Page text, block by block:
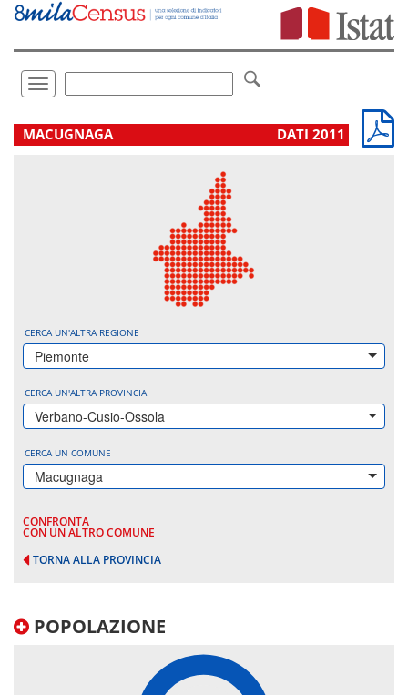
Vai
direttamente
Toggle
navigation
.
MACUGNAGA DATI 2011
CERCA UN'ALTRA REGIONE
Piemonte
CERCA UN'ALTRA PROVINCIA
Verbano-Cusio-Ossola
CERCA UN COMUNE
Macugnaga
CONFRONTA
CON UN ALTRO COMUNE
TORNA ALLA PROVINCIA
POPOLAZIONE